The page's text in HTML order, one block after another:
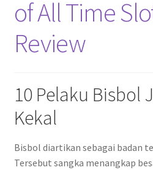
of All Time
Review
10 Pelaku Bisbol
Kekal
Bisbol diartikan sebagai badan
Tersebut sangka menangkap